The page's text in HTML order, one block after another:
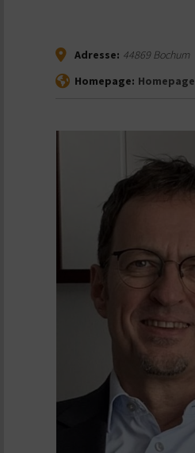
Adresse: 44869Bochum
Homepage: Homepage